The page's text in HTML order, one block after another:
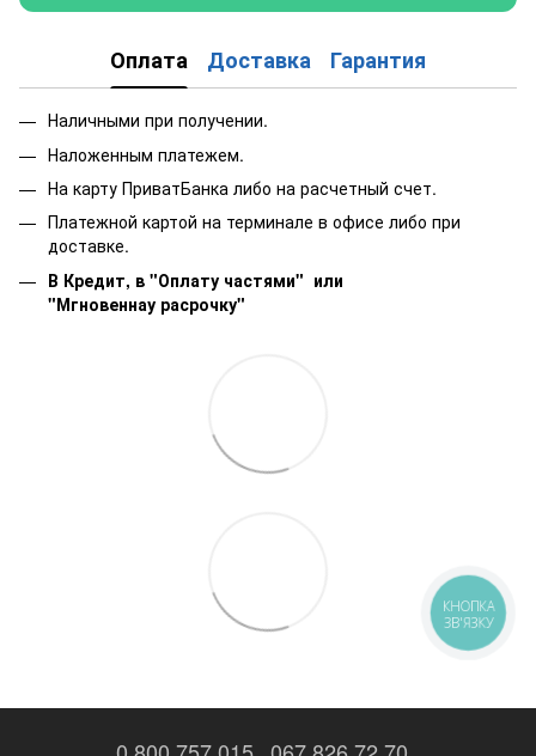
Оплата Доставка Гарантия
Наличными при получении.
Наложенным платежем.
На карту ПриватБанка либо на расчетный счет.
Платежной картой на терминале в офисе либо при
доставке.
В Кредит, в "Оплату частями" или
"Мгновеннау расрочку"
КНОПКА
ЗВ'ЯЗКУ